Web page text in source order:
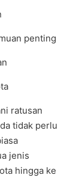
penting
ratusan
tidak perlu
jenis
hingga ke